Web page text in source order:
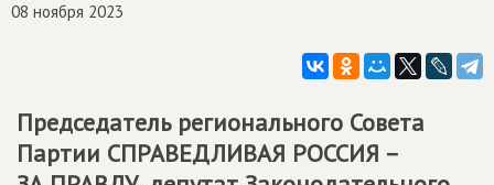
08 ноября 2023
Председатель регионального Совета
Партии СПРАВЕДЛИВАЯ РОССИЯ –